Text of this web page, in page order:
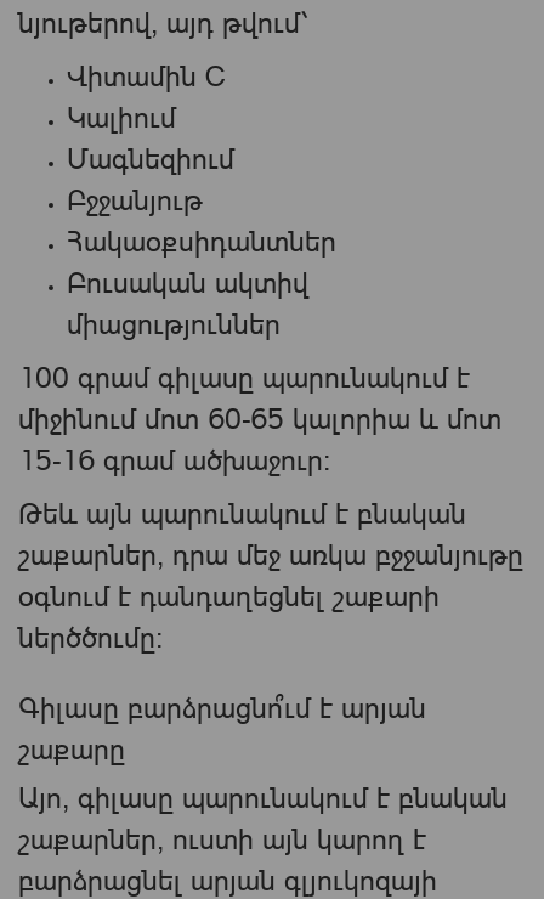
նյութերով, այդ թվում՝
Վիտամին C
Կալիում
Մագնեզիում
Բջջանյութ
Հակաօքսիդանտներ
Բուսական ակտիվ
միացություններ
100 գրամ գիլասը պարունակում է
միջինում մոտ 60-65 կալորիա և մոտ
15-16 գրամ ածխաջուր։
Թեև այն պարունակում է բնական
շաքարներ, դրա մեջ առկա բջջանյութը
օգնում է դանդաղեցնել շաքարի
ներծծումը։
Գիլասը բարձրացնո՞ւմ է արյան
շաքարը
Այո, գիլասը պարունակում է բնական
շաքարներ, ուստի այն կարող է
բարձրացնել արյան գլյուկոզայի